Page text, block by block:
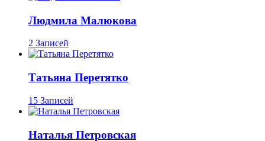
Людмила Малюкова
2 Записей
Татьяна Перетятко
15 Записей
Наталья Петровская